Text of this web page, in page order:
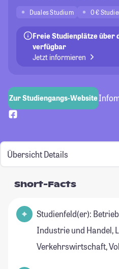
Duales Studium 0 €
Freie Studienplätze über
verfügbar
Jetzt informieren
Zur Studiengangs-Website
Übersicht Details
Short-Facts
Studienfeld(er):
Industrie und Handel,
Verkehrswirtschaft,